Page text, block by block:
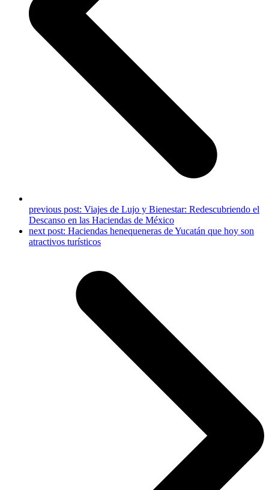
previous post: Viajes de Lujo y Bienestar: Redescubriendo el
Descanso en las Haciendas de México
next post: Haciendas henequeneras de Yucatán que hoy son
atractivos turísticos